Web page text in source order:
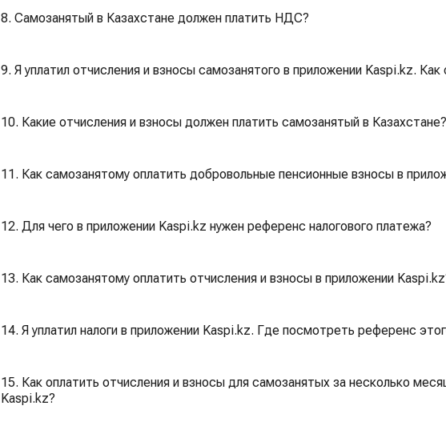
8. Самозанятый в Казахстане должен платить НДС?
9. Я уплатил отчисления и взносы самозанятого в приложении Kaspi.kz.
10. Какие отчисления и взносы должен платить самозанятый в Казахстане?
11. Как самозанятому оплатить добровольные пенсионные взносы в
12. Для чего в приложении Kaspi.kz нужен референс налогового платежа?
13. Как самозанятому оплатить отчисления и взносы в приложении
14. Я уплатил налоги в приложении Kaspi.kz. Где посмотреть референс
15. Как оплатить отчисления и взносы для самозанятых за несколько
Kaspi.kz?